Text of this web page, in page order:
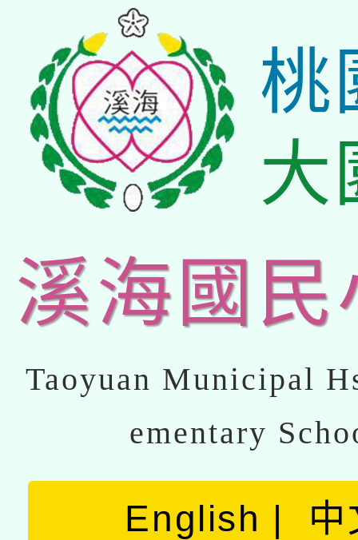
桃
大
溪海國民
Taoyuan Municipal
ementary
English 中